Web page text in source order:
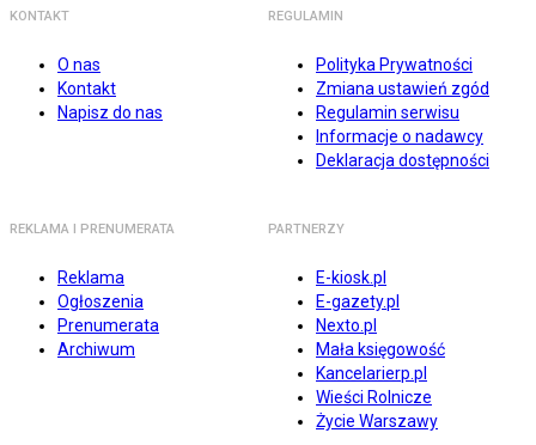
KONTAKT
O nas
Kontakt
Napisz do nas
REGULAMIN
Polityka Prywatności
Zmiana ustawień zgód
Regulamin serwisu
Informacje o nadawcy
Deklaracja dostępności
REKLAMA I PRENUMERATA
Reklama
Ogłoszenia
Prenumerata
Archiwum
PARTNERZY
E-kiosk.pl
E-gazety.pl
Nexto.pl
Mała księgowość
Kancelarierp.pl
Wieści Rolnicze
Życie Warszawy